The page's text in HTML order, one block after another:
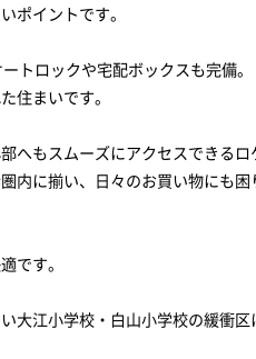
ポイントです。
トロックや宅配ボックスも完備。
住まいです。
へもスムーズにアクセスできるロ
内に揃い、日々のお買い物にも困
です。
大江小学校・白山小学校の緩衝